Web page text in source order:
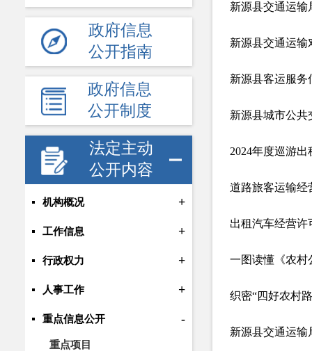
政府信息
公开指南
政府信息
公开制度
法定主动
公开内容
机构概况 +
工作信息 +
行政权力 +
人事工作 +
重点信息公开 -
重点项目
新源县交通运输
新源县交通运输
新源县客运服务
新源县城市公共
2024年度巡游
道路旅客运输经
出租汽车经营许
一图读懂《农村
织密“四好农村
新源县交通运输